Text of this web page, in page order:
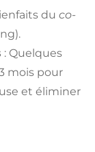
du co-
: Quelques
mois pour
et éliminer